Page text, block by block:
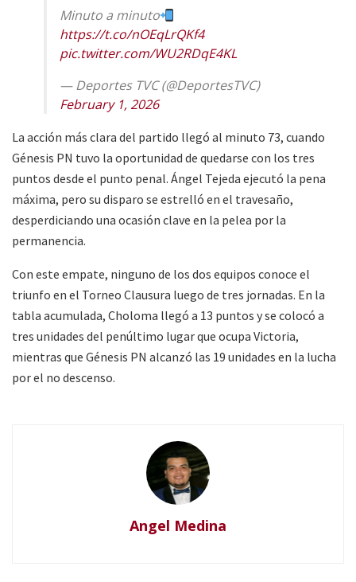
Minuto a minuto
https://t.co/nOEqLrQKf4
pic.twitter.com/WU2RDqE4KL
— Deportes TVC (@DeportesTVC)
February 1, 2026
La acción más clara del partido llegó al minuto 73, cuando
Génesis PN tuvo la oportunidad de quedarse con los tres
puntos desde el punto penal. Ángel Tejeda ejecutó la pena
máxima, pero su disparo se estrelló en el travesaño,
desperdiciando una ocasión clave en la pelea por la
permanencia.
Con este empate, ninguno de los dos equipos conoce el
triunfo en el Torneo Clausura luego de tres jornadas. En la
tabla acumulada, Choloma llegó a 13 puntos y se colocó a
tres unidades del penúltimo lugar que ocupa Victoria,
mientras que Génesis PN alcanzó las 19 unidades en la lucha
por el no descenso.
Angel Medina